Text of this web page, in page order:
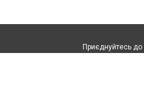
Приєднуйтесь до